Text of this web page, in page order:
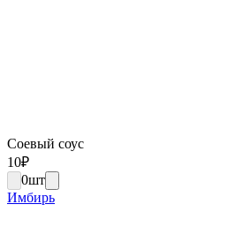
Соевый соус
10₽
0шт
Имбирь